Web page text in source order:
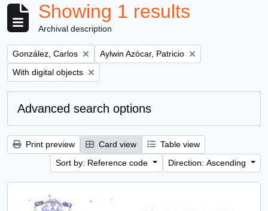
Showing 1 results
Archival description
Remove filter:
González, Carlos Remove filter:
Aylwin Azócar, Patricio
Remove filter:
With digital objects
Advanced search options
Print preview Card view
Table view
Sort by: Reference code
Direction: Ascending